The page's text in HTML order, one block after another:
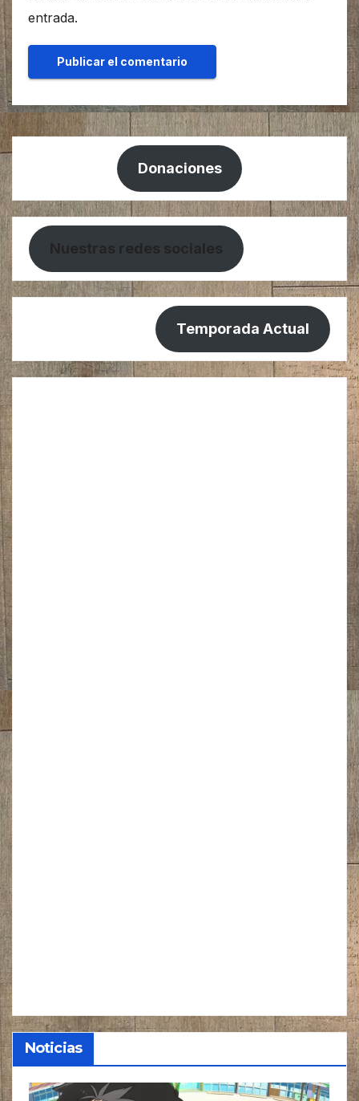
entrada.
Donaciones
Nuestras redes sociales
Temporada Actual
Noticias